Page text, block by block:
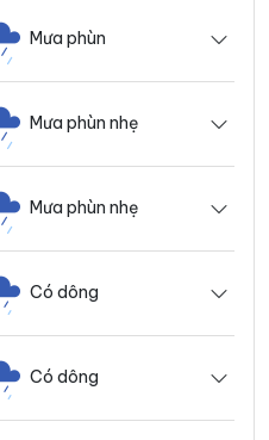
Mưa phùn
Mưa phùn nhẹ
Mưa phùn nhẹ
Có dông
Có dông